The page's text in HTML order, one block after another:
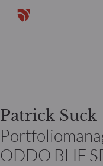
Patrick Suck
ODDO BHF